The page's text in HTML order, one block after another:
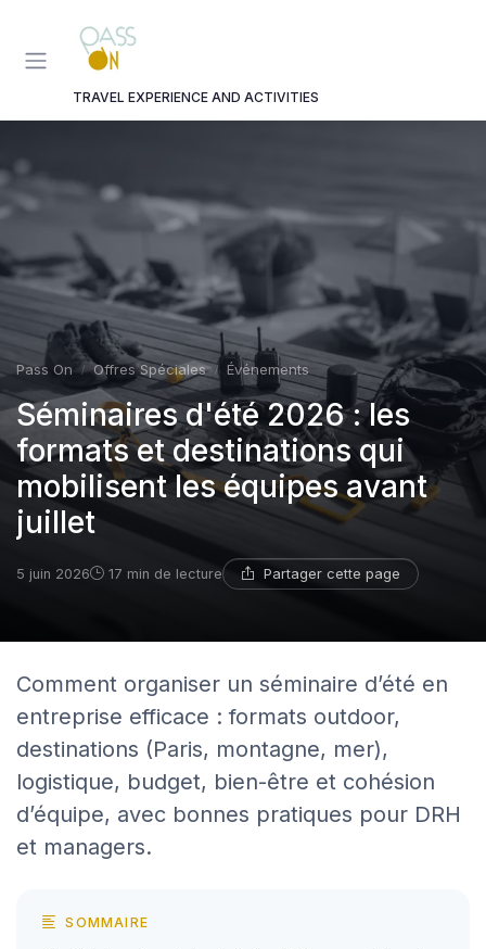
TRAVEL EXPERIENCE AND ACTIVITIES
Pass On Offres Spéciales Événements
Séminaires d'été 2026 : les
formats et destinations qui
mobilisent les équipes avant
juillet
5 juin 2026 17 min de lecture Partager cette page
Comment organiser un séminaire d’été en
entreprise efficace : formats outdoor,
destinations (Paris, montagne, mer),
logistique, budget, bien-être et cohésion
d’équipe, avec bonnes pratiques pour DRH
et managers.
SOMMAIRE